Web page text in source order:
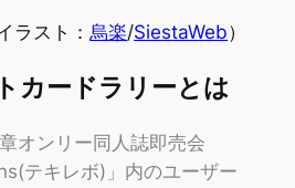
ラスト：烏楽/SiestaWeb）
カードラリーとは
オンリー同人誌即売会
テキレボ)」内のユーザー